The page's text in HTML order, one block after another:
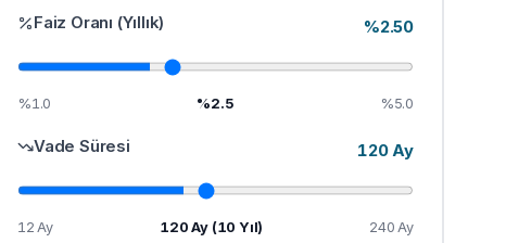
Faiz Oranı (Yıllık) %2.50
%1.0 %2.5 %5.0
Vade Süresi 120Ay
12 Ay 120 Ay (10 Yıl) 240 Ay